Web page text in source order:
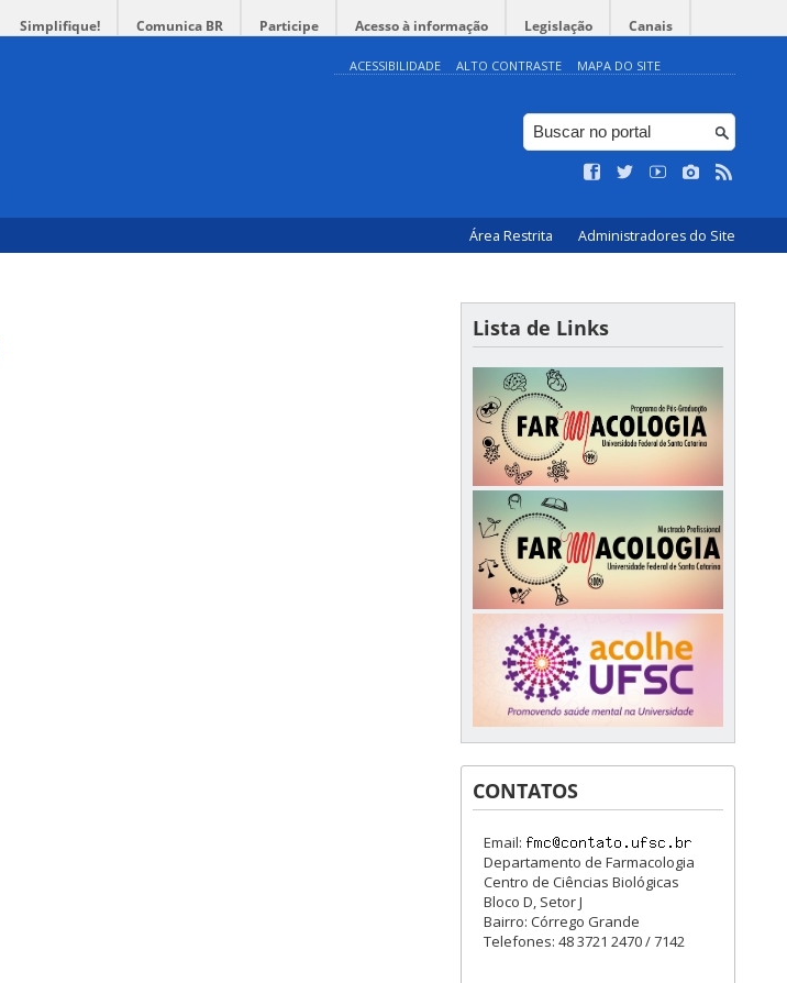
Simplifique! Comunica BR Participe Acesso à informação Legislação Canais
ACESSIBILIDADE ALTO CONTRASTE MAPA DO SITE
Área Restrita Administradores do Site
Lista de Links
CONTATOS
Email:
Departamento de Farmacologia
Centro de Ciências Biológicas
Bloco D, Setor J
Bairro: Córrego Grande
Telefones: 48 3721 2470 / 7142